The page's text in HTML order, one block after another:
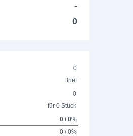
-
0
0
Brief
0
für 0 Stück
0 / 0%
0 / 0%